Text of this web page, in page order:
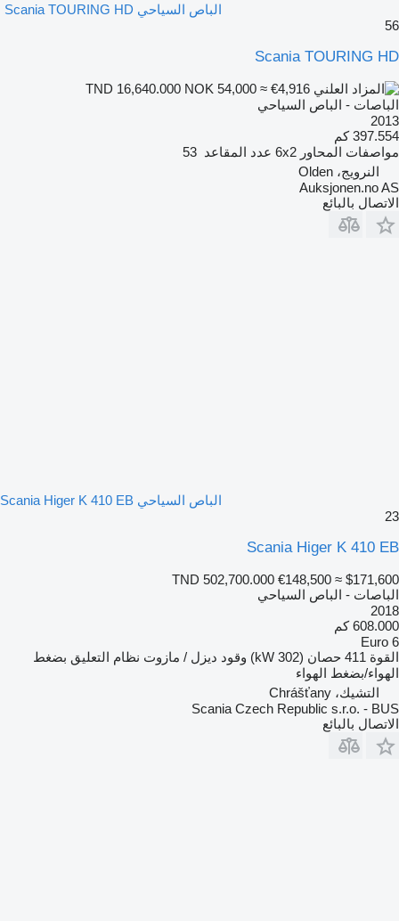
الباص السياحي Scania TOURING HD
56
Scania TOURING HD
NOK 54,000 ≈ €4,916
الباصات - الباص السياحي
2013
397.554 كم
مواصفات المحاور 6x2 عدد المقاعد 53
النرويج، Olden
Auksjonen.no AS
الاتصال بالبائع
الباص السياحي Scania Higer K 410 EB
23
Scania Higer K 410 EB
TND 502,700.000 €148,500 ≈ $171,600
الباصات - الباص السياحي
2018
608.000 كم
Euro 6
القوة 411 حصان (302 kW) وقود ديزل / مازوت نظام التعليق بضغط
الهواء/بضغط الهواء
التشيك، Chrášťany
Scania Czech Republic s.r.o. - BUS
الاتصال بالبائع